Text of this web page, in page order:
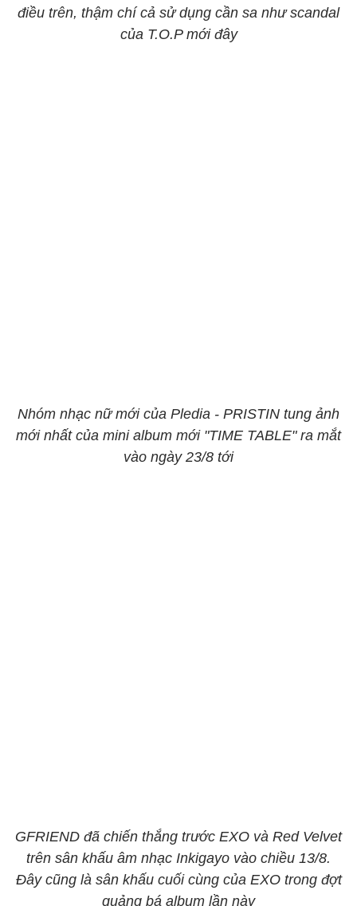
điều trên, thậm chí cả sử dụng cần sa như scandal
của T.O.P mới đây
Nhóm nhạc nữ mới của Pledia - PRISTIN tung ảnh
mới nhất của mini album mới "TIME TABLE" ra mắt
vào ngày 23/8 tới
GFRIEND đã chiến thắng trước EXO và Red Velvet
trên sân khấu âm nhạc Inkigayo vào chiều 13/8.
Đây cũng là sân khấu cuối cùng của EXO trong đợt
quảng bá album lần này